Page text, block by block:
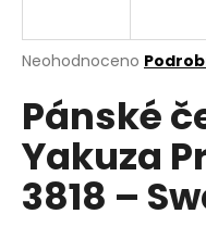
Průměrné
produktu
je
0,0
z
5
hvězdiček.
Neohodnoceno
Pánské
Yakuza
3818 –
j
t
?